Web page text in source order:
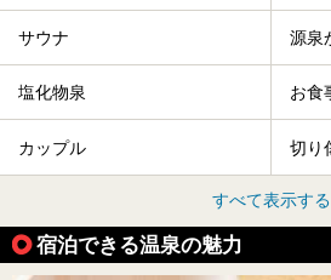
サウナ 源泉
塩化物泉 お食
カップル 切り
すべて表示する
宿泊できる温泉の魅力